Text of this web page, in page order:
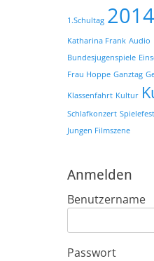
1.Schultag 2014
Katharina Frank Audio
Bundesjugenspiele
Frau Hoppe Ganztag
Klassenfahrt Kultur
Schlafkonzert Spielefest
Jungen Filmszene
Anmelden
Benutzername
Passwort